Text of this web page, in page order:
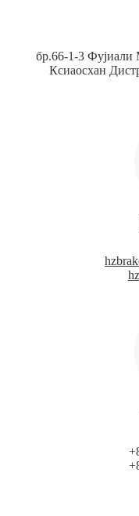
бр.66-1-3
Ксиаосхан